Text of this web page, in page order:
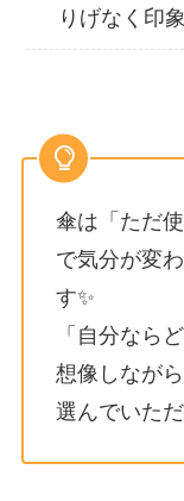
りげなく印
傘は「ただ
で気分が変
す✨
「自分なら
想像しなが
選んでいた